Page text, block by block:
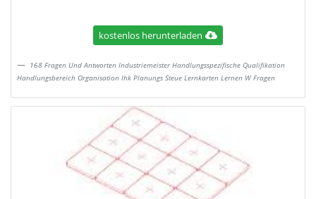
kostenlos herunterladen
168 Fragen Und Antworten Industriemeister Handlungsspezifische Qualifikation
Handlungsbereich Organisation Ihk Planungs Steue Lernkarten Lernen W Fragen